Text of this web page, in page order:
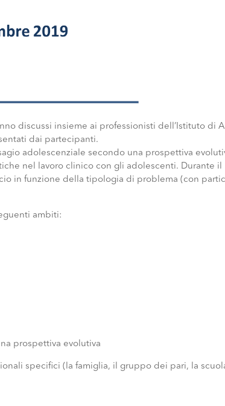
discussi insieme ai professionisti dell’Istituto di
dai partecipanti.
adolescenziale secondo una prospettiva
nel lavoro clinico con gli adolescenti. Durante il
in funzione della tipologia di problema (con
ambiti:
prospettiva evolutiva
specifici (la famiglia, il gruppo dei pari, la